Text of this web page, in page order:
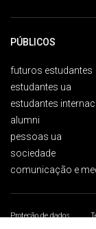
PÚBLICOS
futuros estudantes
estudantes ua
estudantes
alumni
pessoas ua
sociedade
comunicação e
Proteção de dados